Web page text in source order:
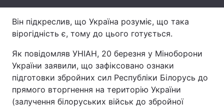
Тема оформлення
Він підкреслив, що Україна розуміє, що така
вірогідність є, тому до цього готується.
Як повідомляв УНІАН, 20 березня у Міноборони
України заявили, що зафіксовано ознаки
підготовки збройних сил Республіки Білорусь до
прямого вторгнення на територію України
(залучення білоруських військ до збройної